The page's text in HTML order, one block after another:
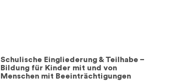
Schulische Eingliederung & Teilhabe –
Bildung für Kinder mit und von
Menschen mit Beeinträchtigungen